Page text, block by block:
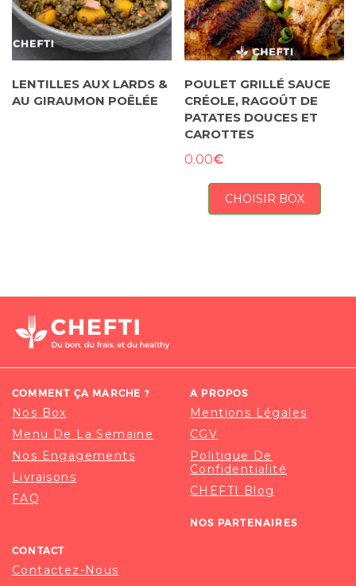
LENTILLES AUX LARDS &
AU GIRAUMON POÊLÉE
POULET GRILLÉ SAUCE
CRÉOLE, RAGOÛT DE
PATATES DOUCES ET
CAROTTES
0.00€
CHOISIR BOX
COMMENT ÇA MARCHE ?
Nos Box
Menu De La Semaine
Nos Engagements
Livraisons
FAQ
A PROPOS
Mentions Légales
CGV
Politique De
Confidentialité
CHEFTI Blog
NOS PARTENAIRES
CONTACT
Contactez-Nous